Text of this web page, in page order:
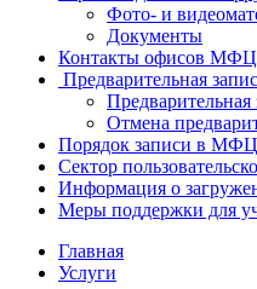
Фото- и
Документы
Контакты офисов МФЦ
Предварительная
Предварительная
Отмена
Порядок записи в МФЦ
Сектор
Информация о
Меры поддержки для
Главная
Услуги